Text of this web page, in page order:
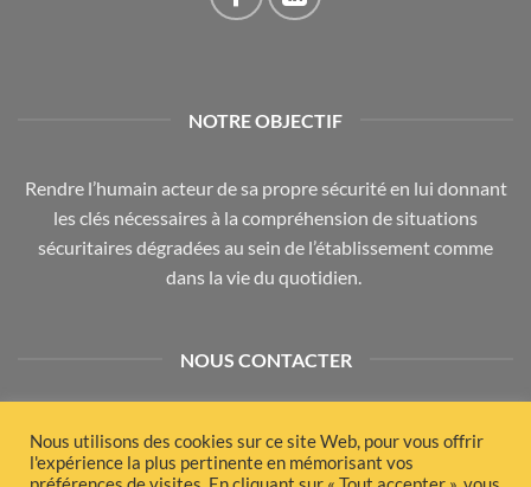
NOTRE OBJECTIF
Rendre l’humain acteur de sa propre sécurité en lui donnant
les clés nécessaires à la compréhension de situations
sécuritaires dégradées au sein de l’établissement comme
dans la vie du quotidien.
NOUS CONTACTER
Consultez notre Faq ou contactez-nous directement par
Nous utilisons des cookies sur ce site Web, pour vous offrir
l'expérience la plus pertinente en mémorisant vos